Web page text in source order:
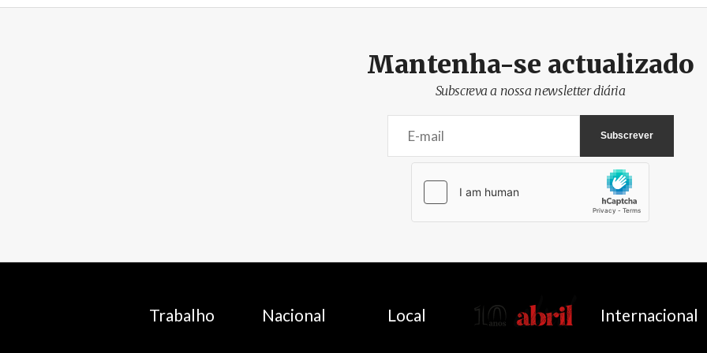
Mantenha-se actualizado
Subscreva a nossa newsletter diária
Trabalho Nacional Local AbrilAbril Internacional